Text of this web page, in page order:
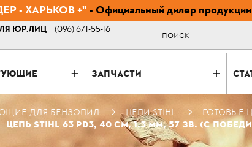
- ХАРЬКОВ +"- Официальный дилер
ЮР.ЛИЦ
(096) 671-55-16
Поиск
ЗАПЧАСТИ
ДЛЯ БЕНЗОПИЛ ЦЕПИ STIHL
ГОТОВЫЕ
ЦЕПЬ STIHL 63 PD3, 40 СМ, 1.3 ММ, 57 ЗВ. (С